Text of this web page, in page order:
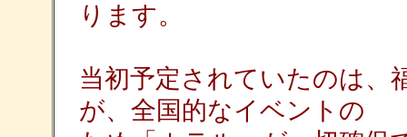
ります。
当初予定されていたのは、
が、全国的なイベントの